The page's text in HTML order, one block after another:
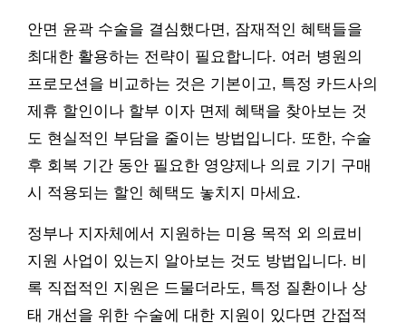
안면 윤곽 수술을 결심했다면, 잠재적인 혜택들을
최대한 활용하는 전략이 필요합니다. 여러 병원의
프로모션을 비교하는 것은 기본이고, 특정 카드사의
제휴 할인이나 할부 이자 면제 혜택을 찾아보는 것
도 현실적인 부담을 줄이는 방법입니다. 또한, 수술
후 회복 기간 동안 필요한 영양제나 의료 기기 구매
시 적용되는 할인 혜택도 놓치지 마세요.
정부나 지자체에서 지원하는 미용 목적 외 의료비
지원 사업이 있는지 알아보는 것도 방법입니다. 비
록 직접적인 지원은 드물더라도, 특정 질환이나 상
태 개선을 위한 수술에 대한 지원이 있다면 간접적